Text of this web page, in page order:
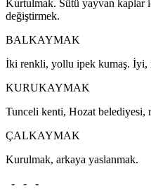
Kurtulmak. Sütü yayvan kaplar
değiştirmek.
BALKAYMAK
İki renkli, yollu ipek kumaş. İyi,
KURUKAYMAK
Tunceli kenti, Hozat belediyesi,
ÇALKAYMAK
Kurulmak, arkaya yaslanmak.
- - -